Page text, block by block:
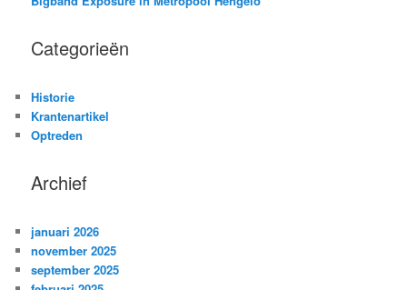
Categorieën
Historie
Krantenartikel
Optreden
Archief
januari 2026
november 2025
september 2025